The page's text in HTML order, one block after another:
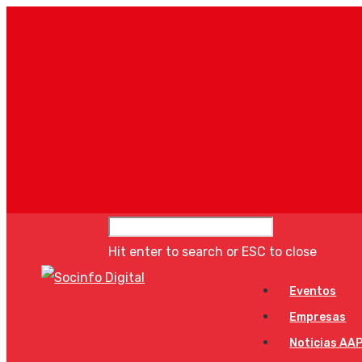
Hit enter to search or ESC to close
Eventos
Empresas
Noticias